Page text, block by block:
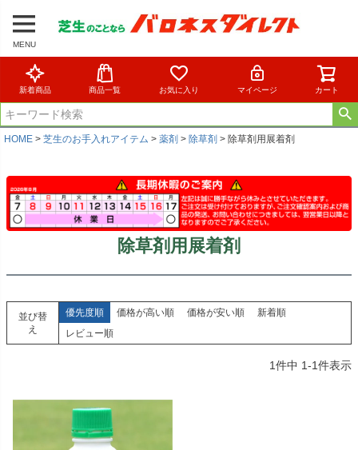
MENU
新着商品 商品一覧 お気に入り マイページ カート
HOME 芝生のお手入れアイテム 薬剤 除草剤 除草剤用展着剤
除草剤用展着剤
並び替
え
優先度順 価格が高い順 価格が安い順
新着順
レビュー順
1件中 1-1件表示